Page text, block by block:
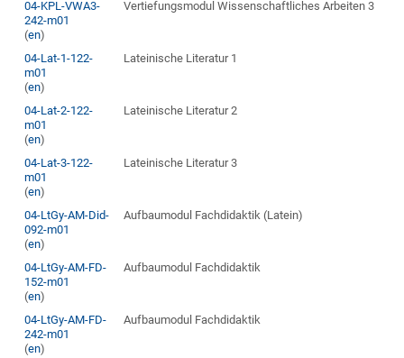
04-KPL-VWA3-
242-m01
(en)
Vertiefungsmodul Wissenschaftliches Arbeiten 3
04-Lat-1-122-
m01
(en)
Lateinische Literatur 1
04-Lat-2-122-
m01
(en)
Lateinische Literatur 2
04-Lat-3-122-
m01
(en)
Lateinische Literatur 3
04-LtGy-AM-Did-
092-m01
(en)
Aufbaumodul Fachdidaktik (Latein)
04-LtGy-AM-FD-
152-m01
(en)
Aufbaumodul Fachdidaktik
04-LtGy-AM-FD-
242-m01
(en)
Aufbaumodul Fachdidaktik